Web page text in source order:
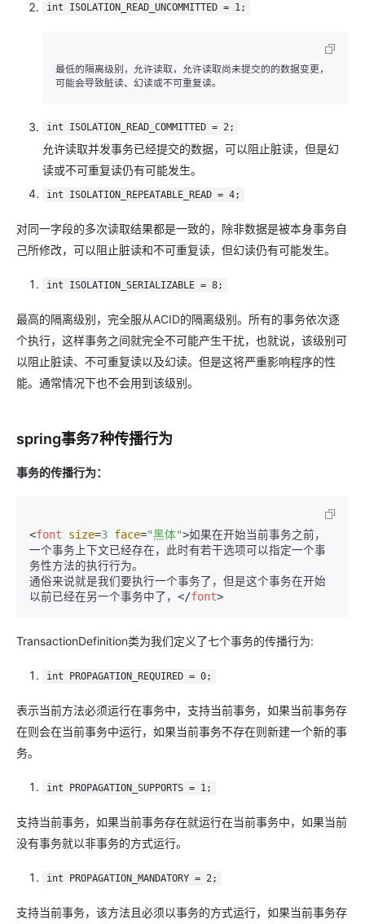
int ISOLATION_READ_UNCOMMITTED = 1;
最低的隔离级别，允许读取，允许读取尚未提交的的数据变更，
可能会导致脏读、幻读或不可重复读。
int ISOLATION_READ_COMMITTED = 2;
允许读取并发事务已经提交的数据，可以阻止脏读，但是幻
读或不可重复读仍有可能发生。
int ISOLATION_REPEATABLE_READ = 4;
对同一字段的多次读取结果都是一致的，除非数据是被本身事务自
己所修改，可以阻止脏读和不可重复读，但幻读仍有可能发生。
int ISOLATION_SERIALIZABLE = 8;
最高的隔离级别，完全服从ACID的隔离级别。所有的事务依次逐
个执行，这样事务之间就完全不可能产生干扰，也就说，该级别可
以阻止脏读、不可重复读以及幻读。但是这将严重影响程序的性
能。通常情况下也不会用到该级别。
spring事务7种传播行为
事务的传播行为：
<font size=3 face="黑体">如果在开始当前事务之前，
一个事务上下文已经存在，此时有若干选项可以指定一个事
务性方法的执行行为。
通俗来说就是我们要执行一个事务了，但是这个事务在开始
以前已经在另一个事务中了， </font>
TransactionDefinition类为我们定义了七个事务的传播行为:
int PROPAGATION_REQUIRED = 0;
表示当前方法必须运行在事务中，支持当前事务，如果当前事务存
在则会在当前事务中运行，如果当前事务不存在则新建一个新的事
务。
int PROPAGATION_SUPPORTS = 1;
支持当前事务，如果当前事务存在就运行在当前事务中，如果当前
没有事务就以非事务的方式运行。
int PROPAGATION_MANDATORY = 2;
支持当前事务，该方法且必须以事务的方式运行，如果当前事务存